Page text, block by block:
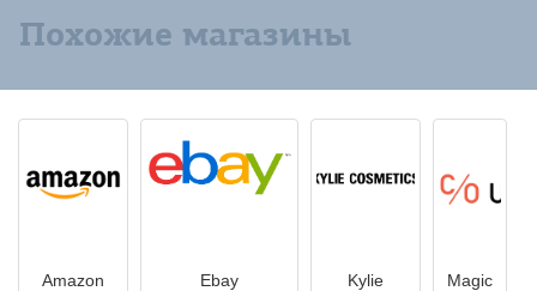
Похожие магазины
Amazon Ebay
Kylie
Magic